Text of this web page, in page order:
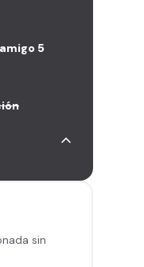
5
sin